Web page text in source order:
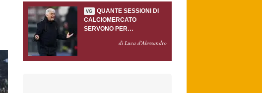
VG
QUANTE SESSIONI DI
CALCIOMERCATO
SERVONO PER
GASPERINI?di Luca d'Alessandro